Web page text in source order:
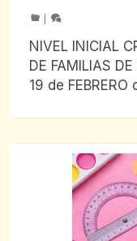
NIVEL INICIAL
DE FAMILIAS
19 de